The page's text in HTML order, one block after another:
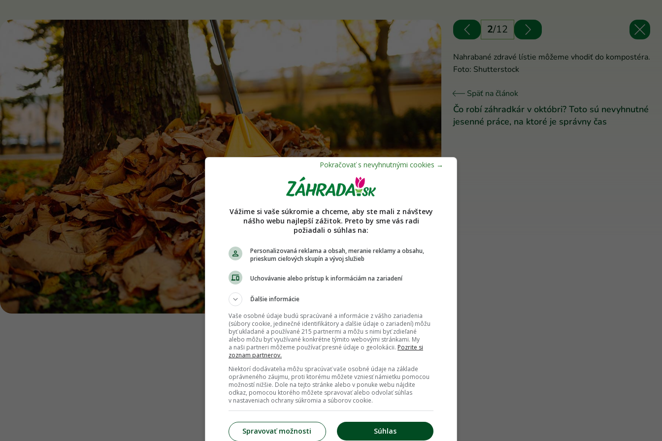
2/12
Nahrabané zdravé lístie môžeme vhodiť do kompostéra.
Foto: Shutterstock
Späť na článok
Čo robí záhradkár v októbri? Toto sú nevyhnutné
jesenné práce, na ktoré je správny čas
Vážime si vaše súkromie a chceme, aby ste mali z návštevy
nášho webu najlepší zážitok. Preto by sme vás radi
požiadali o súhlas na:
Personalizovaná reklama a obsah, meranie reklamy a obsahu,
prieskum cieľových skupín a vývoj služieb
Uchovávanie alebo prístup k informáciám na zariadení
Ďalšie informácie
Vaše osobné údaje budú spracúvané a informácie z vášho zariadenia
(súbory cookie, jedinečné identifikátory a ďalšie údaje o zariadení) môžu
byť ukladané a používané 215 partnermi a môžu s nimi byť zdieľané
alebo môžu byť využívané konkrétne týmito webovými stránkami. My
a naši partneri môžeme používať presné údaje o geolokácii. Pozrite si
zoznam partnerov.
Niektorí dodávatelia môžu spracúvať vaše osobné údaje na základe
oprávneného záujmu, proti ktorému môžete vzniesť námietku pomocou
možností nižšie. Dole na tejto stránke alebo v ponuke webu nájdite
odkaz, pomocou ktorého môžete spravovať alebo odvolať súhlas
v nastaveniach ochrany súkromia a súborov cookie.
Súhlas
Spravovať možnosti